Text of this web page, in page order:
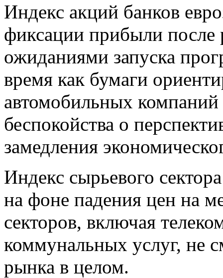
Индекс акций банков
фиксации прибыли после
ожиданиями запуска
время как бумаги
автомобильных
беспокойства о
замедления
Индекс сырьевого
на фоне падения цен на
секторов, включая
коммунальных услуг, не
рынка в целом.